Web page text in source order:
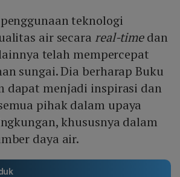
teknologi
air secara real-timedan
telah mempercepat
sungai. Dia berharap Buku
dapat menjadi inspirasi dan
pihak dalam upaya
khususnya dalam
daya air.